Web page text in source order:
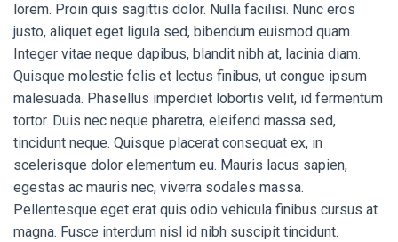
lorem. Proin quis sagittis dolor. Nulla facilisi. Nunc eros
justo, aliquet eget ligula sed, bibendum euismod quam.
Integer vitae neque dapibus, blandit nibh at, lacinia diam.
Quisque molestie felis et lectus finibus, ut congue ipsum
malesuada. Phasellus imperdiet lobortis velit, id fermentum
tortor. Duis nec neque pharetra, eleifend massa sed,
tincidunt neque. Quisque placerat consequat ex, in
scelerisque dolor elementum eu. Mauris lacus sapien,
egestas ac mauris nec, viverra sodales massa.
Pellentesque eget erat quis odio vehicula finibus cursus at
magna. Fusce interdum nisl id nibh suscipit tincidunt.